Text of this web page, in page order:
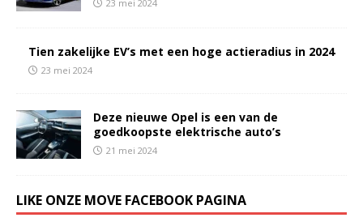
23 mei 2024
Tien zakelijke EV’s met een hoge actieradius in 2024
23 mei 2024
Deze nieuwe Opel is een van de
goedkoopste elektrische auto’s
21 mei 2024
LIKE ONZE MOVE FACEBOOK PAGINA